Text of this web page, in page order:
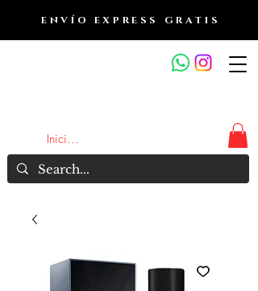
OUTLET DE FRAGANCIAS
Iniciar sesión
ENVÍO EXPRESS GRATIS